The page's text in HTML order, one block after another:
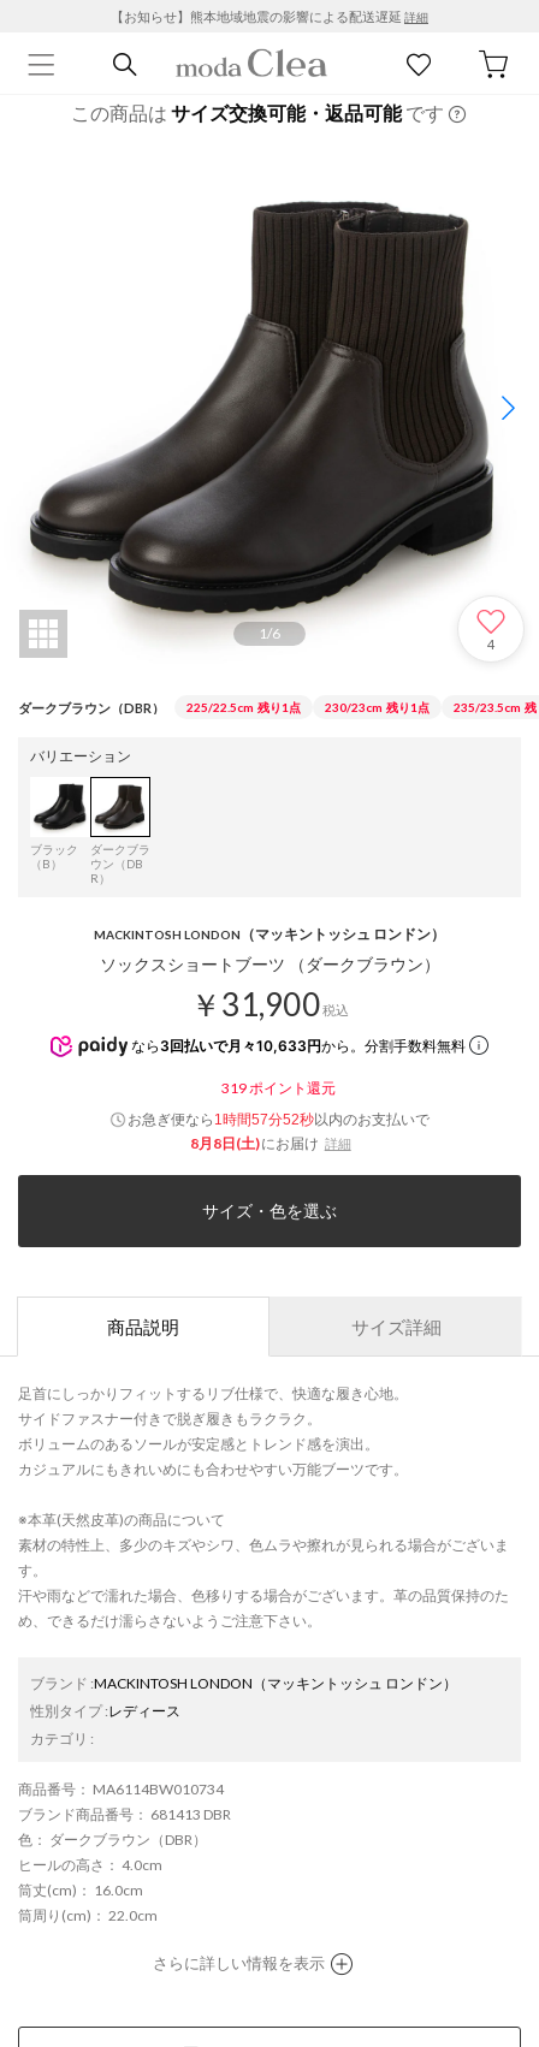
【お知らせ】熊本地域地震の影響による配送遅延 詳細
この商品は サイズ交換可能・返品可能です
1/6
4
ダークブラウン（DBR） 225/22.5cm 残り1点 230/23cm 残り1点 235/23.5cm 残
バリエーション
ブラック
（B）
ダークブラ
ウン（DB
R）
MACKINTOSH LONDON （マッキントッシュ ロンドン）
ソックスショートブーツ （ダークブラウン）
￥31,900税込
なら 3回払いで月々10,633円から。分割手数料無料
319 ポイント還元
お急ぎ便なら 1時間57分51秒以内のお支払いで
8月8日(土)にお届け 詳細
サイズ・色を選ぶ
商品説明 サイズ詳細
足首にしっかりフィットするリブ仕様で、快適な履き心地。
サイドファスナー付きで脱ぎ履きもラクラク。
ボリュームのあるソールが安定感とトレンド感を演出。
カジュアルにもきれいめにも合わせやすい万能ブーツです。
※本革(天然皮革)の商品について
素材の特性上、多少のキズやシワ、色ムラや擦れが見られる場合がございま
す。
汗や雨などで濡れた場合、色移りする場合がございます。革の品質保持のた
め、できるだけ濡らさないようご注意下さい。
ブランド :MACKINTOSH LONDON （マッキントッシュ ロンドン）
性別タイプ:レディース
カテゴリ :
商品番号 ： MA6114BW010734
ブランド商品番号 ： 681413 DBR
色 ： ダークブラウン（DBR）
ヒールの高さ ： 4.0cm
筒丈(cm) ： 16.0cm
筒周り(cm) ： 22.0cm
さらに詳しい情報を表示